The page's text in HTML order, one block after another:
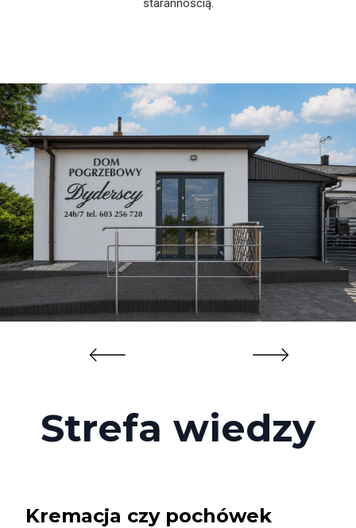
starannością.
Strefa wiedzy
Kremacja czy pochówek